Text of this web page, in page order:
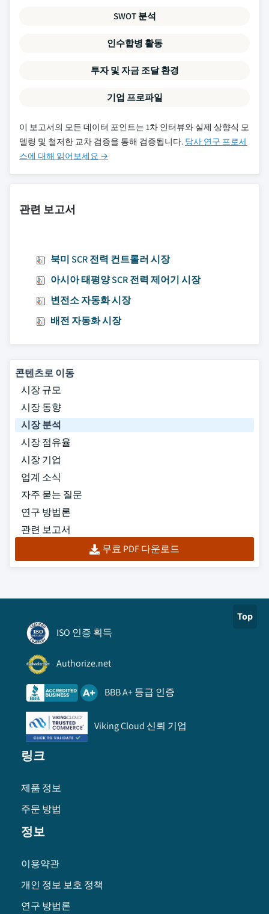
SWOT 분석
인수합병 활동
투자 및 자금 조달 환경
기업 프로파일
이 보고서의 모든 데이터 포인트는 1차 인터뷰와 실제 상향식 모
델링 및 철저한 교차 검증을 통해 검증됩니다. 당사 연구 프로세
스에 대해 읽어보세요 →
관련 보고서
북미 SCR 전력 컨트롤러 시장
아시아 태평양 SCR 전력 제어기 시장
변전소 자동화 시장
배전 자동화 시장
콘텐츠로 이동
시장 규모
시장 동향
시장 분석
시장 점유율
시장 기업
업계 소식
자주 묻는 질문
연구 방법론
관련 보고서
무료 PDF 다운로드
Top
ISO 인증 획득
Authorize.net
BBB A+ 등급 인증
Viking Cloud 신뢰 기업
링크
제품 정보
주문 방법
정보
이용약관
개인 정보 보호 정책
연구 방법론